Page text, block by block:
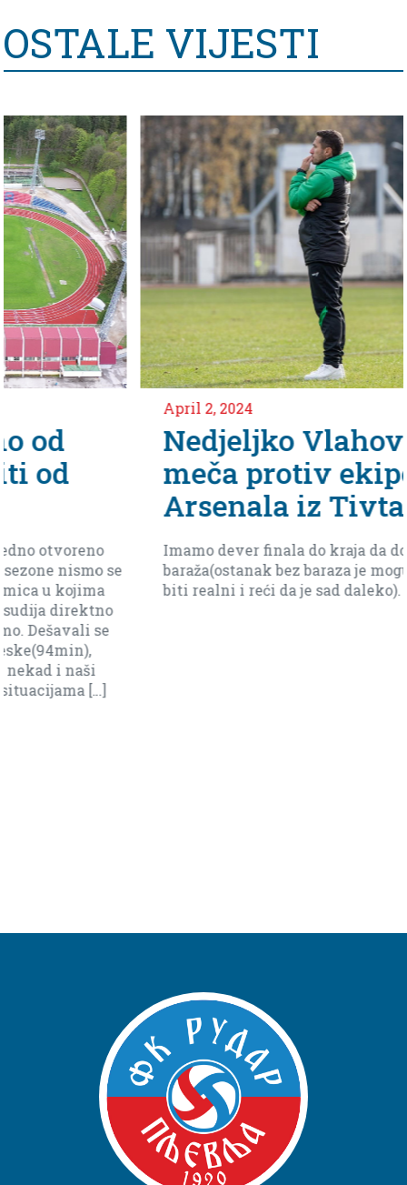
OSTALE VIJESTI
Nedjeljko Vlahović uoči
meča protiv ekipe
Arsenala iz Tivta
Imamo dever finala do kraja da dodjemo do
baraža(ostanak bez baraza je moguć ali moramo
biti realni i reći da je sad daleko).